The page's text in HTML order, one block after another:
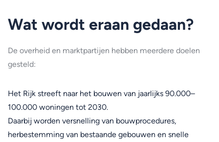
Wat wordt eraan gedaan?
De overheid en marktpartijen hebben meerdere doelen
gesteld:
Het Rijk streeft naar het bouwen van jaarlijks 90.000–
100.000 woningen tot 2030.
Daarbij worden versnelling van bouwprocedures,
herbestemming van bestaande gebouwen en snelle